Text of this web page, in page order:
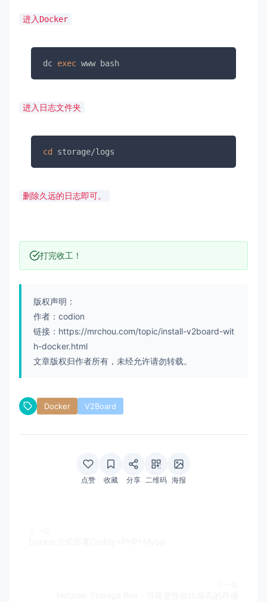
进入Docker
dc exec www bash
进入日志文件夹
cd storage/logs
删除久远的日志即可。
打完收工！
版权声明：
作者：codion
链接：https://mrchou.com/topic/install-v2board-wit
h-docker.html
文章版权归作者所有，未经允许请勿转载。
Docker V2Board
点赞 收藏 分享 二维码 海报